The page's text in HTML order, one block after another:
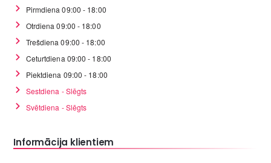
Pirmdiena 09:00 - 18:00
Otrdiena 09:00 - 18:00
Trešdiena 09:00 - 18:00
Ceturtdiena 09:00 - 18:00
Piektdiena 09:00 - 18:00
Sestdiena - Slēgts
Svētdiena - Slēgts
Informācija klientiem